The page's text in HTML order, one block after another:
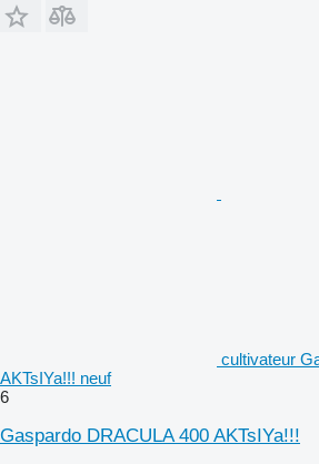
cultivateur
AKTsIYa!!! neuf
6
Gaspardo DRACULA 400 AKTsIYa!!!